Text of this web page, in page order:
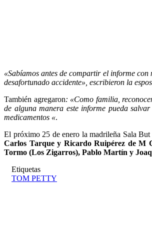
«Sabíamos antes de compartir el informe
desafortunado accidente», escribieron la
También agregaron: «Como familia,
de alguna manera este informe pueda
medicamentos «.
El próximo 25 de enero la madrileña Sala
Carlos Tarque y Ricardo Ruipérez de M
Tormo (Los Zigarros), Pablo Martín y
Etiquetas
TOM PETTY